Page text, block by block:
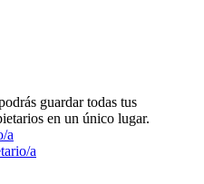
guardar todas tus
en un único lugar.
a
a